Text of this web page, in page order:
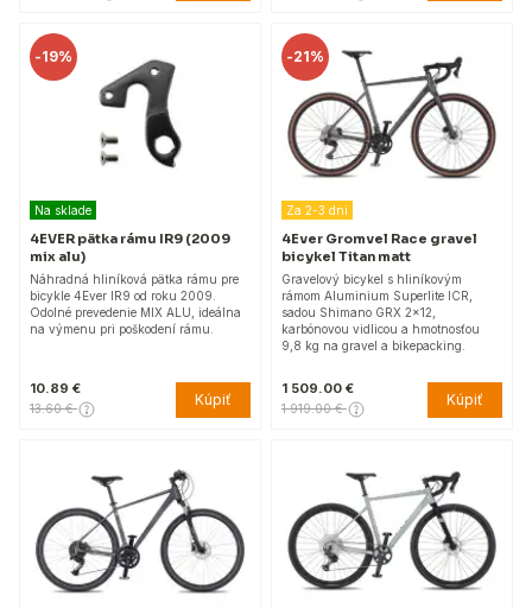
-19%
Na sklade
4EVER pätka rámu IR9 (2009
mix alu)
Náhradná hliníková pätka rámu pre
bicykle 4Ever IR9 od roku 2009.
Odolné prevedenie MIX ALU, ideálna
na výmenu pri poškodení rámu.
10.89 €
13.60 € Kúpiť
-21%
Za 2-3 dni
4Ever Gromvel Race gravel
bicykel Titan matt
Gravelový bicykel s hliníkovým
rámom Aluminium Superlite ICR,
sadou Shimano GRX 2x12,
karbónovou vidlicou a hmotnosťou
9,8 kg na gravel a bikepacking.
1 509.00 €
1 919.00 € Kúpiť